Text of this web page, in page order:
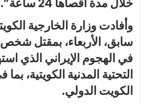
خلال مدة أقصاها 24 ساعة”
.
وأفادت وزارة الخارجية
سابق، الأربعاء، بمقتل
في الهجوم الإيراني الذي
التحتية المدنية الكويتية،
الكويت الدولي.